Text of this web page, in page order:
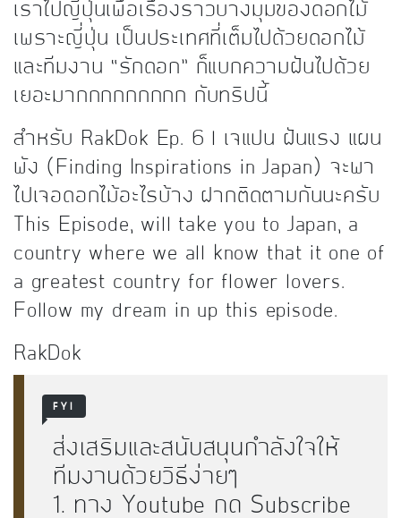
เราไปญี่ปุ่นเพื่อเรื่องราวบางมุมของดอกไม้
เพราะญี่ปุ่น เป็นประเทศที่เต็มไปด้วยดอกไม้
และทีมงาน “รักดอก” ก็แบกความฝันไปด้วย
เยอะมากกกกกกกกก กับทริปนี้
สำหรับ RakDok Ep. 6 l เจแปน ฝันแรง แผน
พัง (Finding Inspirations in Japan) จะพา
ไปเจอดอกไม้อะไรบ้าง ฝากติดตามกันนะครับ
This Episode, will take you to Japan, a
country where we all know that it one of
a greatest country for flower lovers.
Follow my dream in up this episode.
RakDok
FYI
ส่งเสริมและสนับสนุนกำลังใจให้
ทีมงานด้วยวิธีง่ายๆ
1. ทาง Youtube กด Subscribe